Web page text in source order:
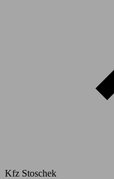
Kfz Stoschek